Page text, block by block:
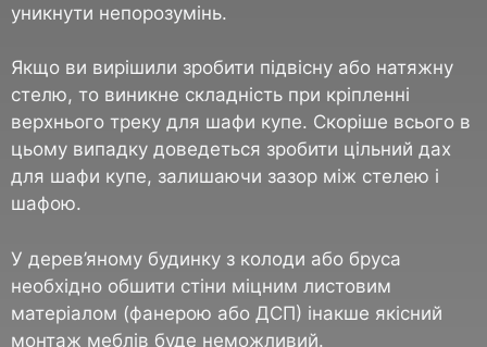
уникнути непорозумінь.
Якщо ви вирішили зробити підвісну або натяжну
стелю, то виникне складність при кріпленні
верхнього треку для шафи купе. Скоріше всього в
цьому випадку доведеться зробити цільний дах
для шафи купе, залишаючи зазор між стелею і
шафою.
У дерев’яному будинку з колоди або бруса
необхідно обшити стіни міцним листовим
матеріалом (фанерою або ДСП) інакше якісний
монтаж меблів буде неможливий.